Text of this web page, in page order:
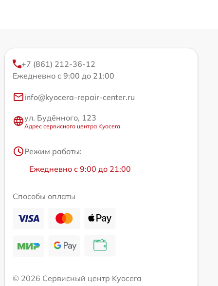
+7 (861) 212-36-12
Ежедневно с 9:00 до 21:00
info@kyocera-repair-center.ru
ул. Будённого, 123
Адрес сервисного центра Kyocera
Режим работы:
Ежедневно с 9:00 до 21:00
Способы оплаты
© 2026 Сервисный центр Kyocera